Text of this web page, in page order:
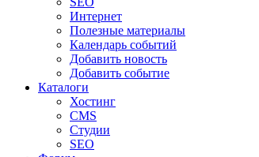
Интернет
Полезные материалы
Календарь событий
Добавить новость
Добавить событие
Каталоги
Хостинг
CMS
Студии
SEO